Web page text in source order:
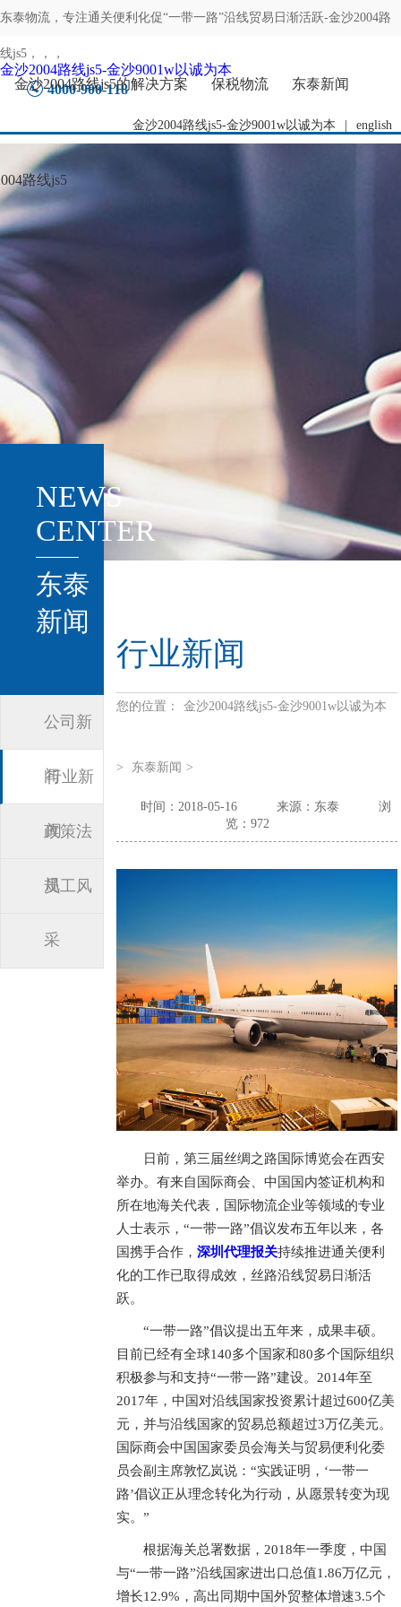
东泰物流，专注通关便利化促“一带一路”沿线贸易日渐活跃-金沙2004路
线js5 ，，，
4000-900-118
金沙2004路线js5-金沙9001w以诚为本 english
金沙2004路线js5-金沙9001w以诚为本
金沙2004路线js5的解决方案
保税物流 东泰新闻
路线js5
NEWS
CENTER
东泰
新闻
公司新
闻
行业新
闻
政策法
规
员工风
采
行业新闻
您的位置： 金沙2004路线js5-金沙9001w以诚为本
> 东泰新闻 >
时间：2018-05-16 来源：东泰
浏
览：972
日前，第三届丝绸之路国际博览会在西安
举办。有来自国际商会、中国国内签证机构和
所在地海关代表，国际物流企业等领域的专业
人士表示，“一带一路”倡议发布五年以来，各
国携手合作， 深圳代理报关持续推进通关便利
化的工作已取得成效，丝路沿线贸易日渐活
跃。
“一带一路”倡议提出五年来，成果丰硕。
目前已经有全球140多个国家和80多个国际组织
积极参与和支持“一带一路”建设。2014年至
2017年，中国对沿线国家投资累计超过600亿美
元，并与沿线国家的贸易总额超过3万亿美元。
国际商会中国国家委员会海关与贸易便利化委
员会副主席敦忆岚说：“实践证明，‘一带一
路’倡议正从理念转化为行动，从愿景转变为现
实。”
根据海关总署数据，2018年一季度，中国
与“一带一路”沿线国家进出口总值1.86万亿元，
增长12.9%，高出同期中国外贸整体增速3.5个